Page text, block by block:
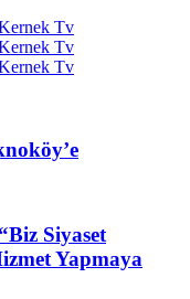
Tv
Tv
Tv
Siyaset
Yapmaya